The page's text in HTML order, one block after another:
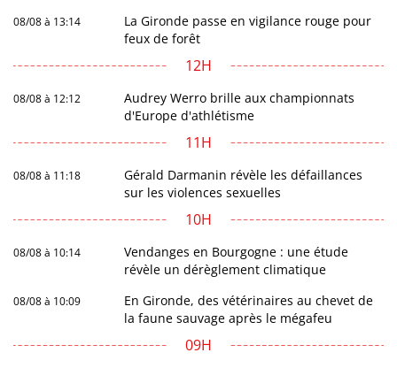
08/08 à 13:14
La Gironde passe en vigilance rouge pour
feux de forêt
12H
08/08 à 12:12
Audrey Werro brille aux championnats
d'Europe d'athlétisme
11H
08/08 à 11:18
Gérald Darmanin révèle les défaillances
sur les violences sexuelles
10H
08/08 à 10:14
Vendanges en Bourgogne : une étude
révèle un dérèglement climatique
08/08 à 10:09
En Gironde, des vétérinaires au chevet de
la faune sauvage après le mégafeu
09H